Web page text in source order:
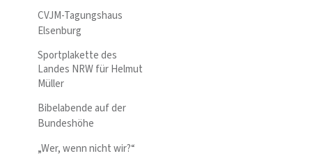
CVJM-Tagungshaus
Elsenburg
Sportplakette des
Landes NRW für Helmut
Müller
Bibelabende auf der
Bundeshöhe
„Wer, wenn nicht wir?“